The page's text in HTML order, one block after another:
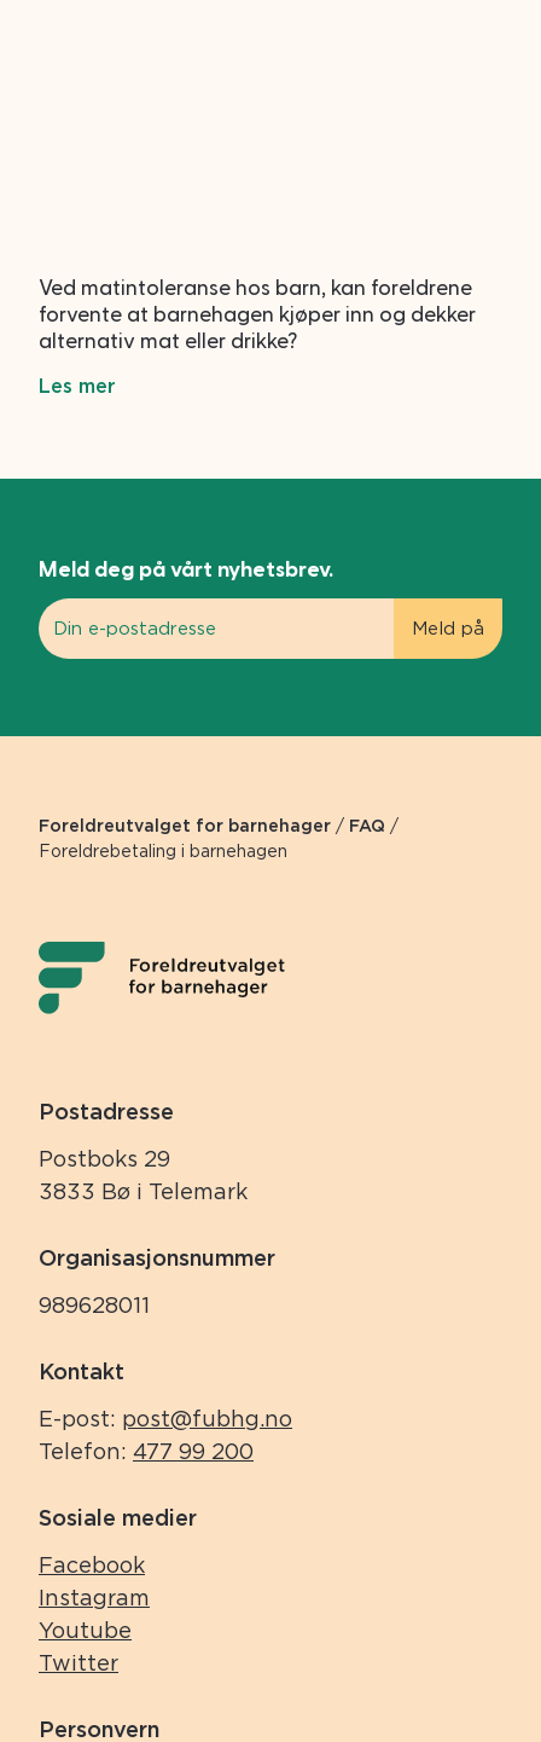
Ved matintoleranse hos barn, kan foreldrene
forvente at barnehagen kjøper inn og dekker
alternativ mat eller drikke?
Les mer
Meld deg på vårt nyhetsbrev.
Foreldreutvalget for barnehager / FAQ /
Foreldrebetaling i barnehagen
Postadresse
Postboks 29
3833 Bø i Telemark
Organisasjonsnummer
989628011
Kontakt
E-post: post@fubhg.no
Telefon: 477 99 200
Sosiale medier
Facebook
Instagram
Youtube
Twitter
Personvern